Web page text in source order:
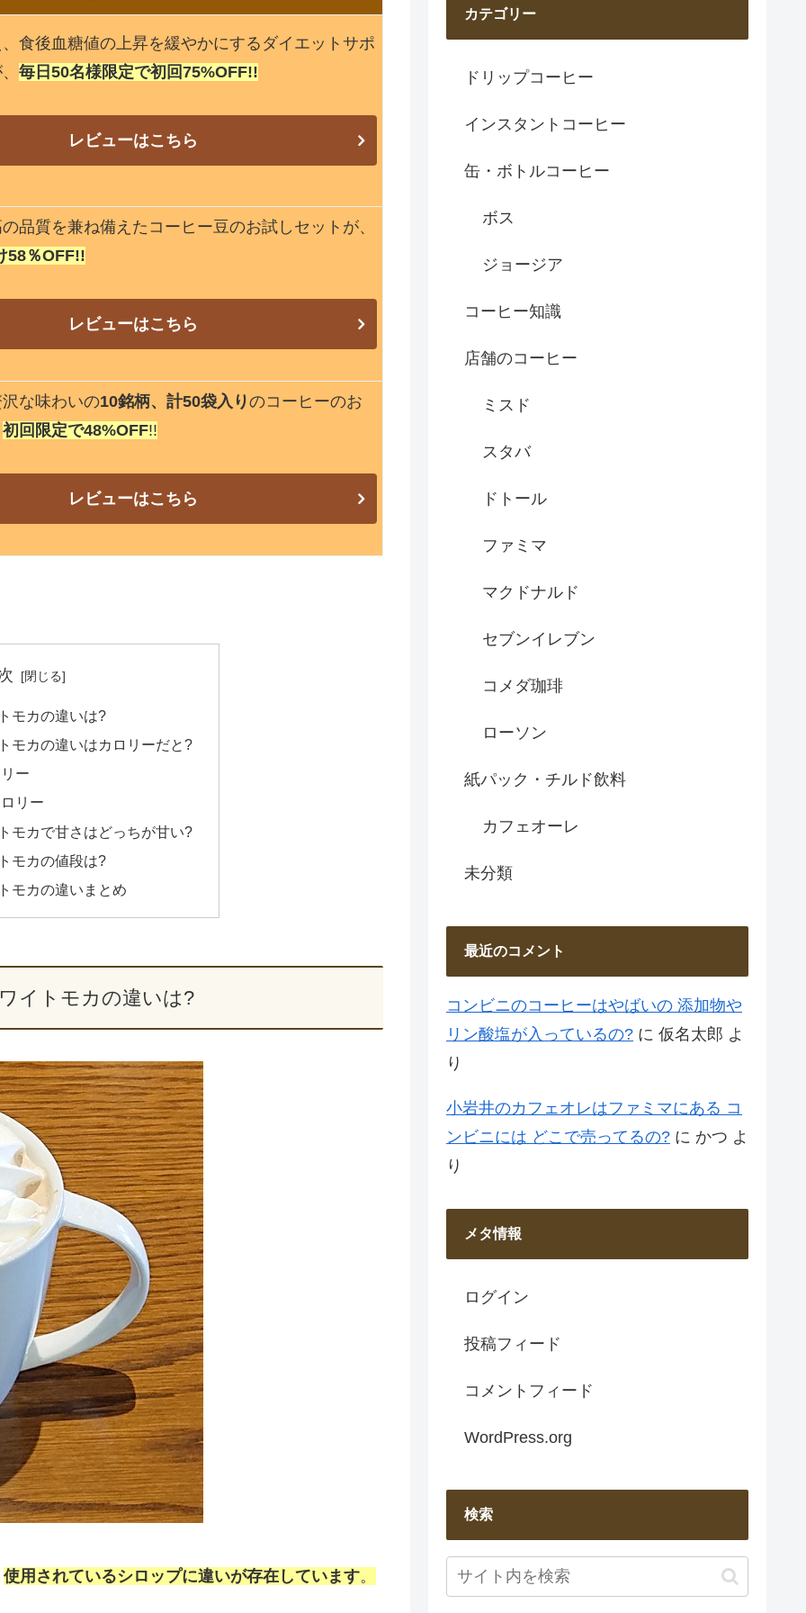
食後血糖値の上昇を緩やかにするダイエットサポ
毎日50名様限定で初回75%OFF!!
レビューはこちら
品質を兼ね備えたコーヒー豆のお試しセットが、
58％OFF!!
レビューはこちら
な味わいの10銘柄、計50袋入りのコーヒーのお
初回限定で48%OFF!!
レビューはこちら
モカの違いは?
モカの違いはカロリーだと?
ー
リー
モカで甘さはどっちが甘い?
モカの値段は?
モカの違いまとめ
イトモカの違いは?
使用されているシロップに違いが存在しています。
カテゴリー
ドリップコーヒー
インスタントコーヒー
缶・ボトルコーヒー
ボス
ジョージア
コーヒー知識
店舗のコーヒー
ミスド
スタバ
ドトール
ファミマ
マクドナルド
セブンイレブン
コメダ珈琲
ローソン
紙パック・チルド飲料
カフェオーレ
未分類
最近のコメント
コンビニのコーヒーはやばいの 添加物や
リン酸塩が入っているの? に 仮名太郎 よ
り
小岩井のカフェオレはファミマにある コ
ンビニには どこで売ってるの? に かつ よ
り
メタ情報
ログイン
投稿フィード
コメントフィード
WordPress.org
検索